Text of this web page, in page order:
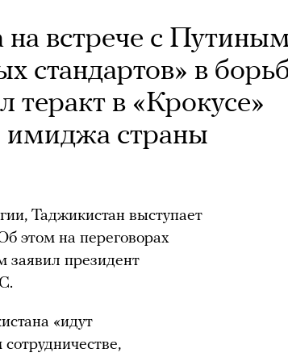
встрече с
стандартов» в
теракт в «Крокусе»
имиджа страны
Таджикистан выступает
этом на переговорах
президент
«идут